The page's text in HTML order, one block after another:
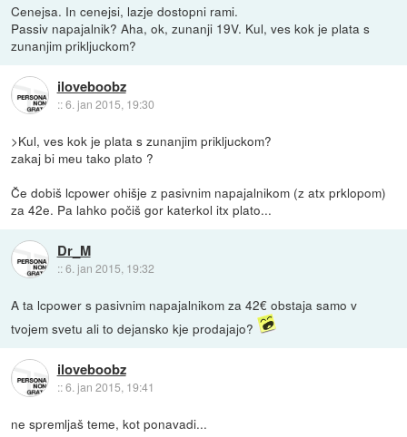
Cenejsa. In cenejsi, lazje dostopni rami.
Passiv napajalnik? Aha, ok, zunanji 19V. Kul, ves kok je plata s
zunanjim prikljuckom?
iloveboobz
::6. jan 2015, 19:30
>Kul, ves kok je plata s zunanjim prikljuckom?
zakaj bi meu tako plato ?
Če dobiš lcpower ohišje z pasivnim napajalnikom (z atx prklopom)
za 42e. Pa lahko počiš gor katerkol itx plato...
Dr_M
::6. jan 2015, 19:32
A ta lcpower s pasivnim napajalnikom za 42€ obstaja samo v
tvojem svetu ali to dejansko kje prodajajo?
iloveboobz
::6. jan 2015, 19:41
ne spremljaš teme, kot ponavadi...